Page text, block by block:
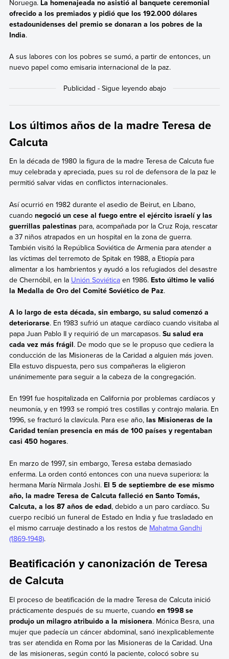
Noruega. La homenajeada no asistió al banquete ceremonial
ofrecido a los premiados y pidió que los 192.000 dólares
estadounidenses del premio se donaran a los pobres de la
India.
A sus labores con los pobres se sumó, a partir de entonces, un
nuevo papel como emisaria internacional de la paz.
Los últimos años de la madre Teresa de
Calcuta
En la década de 1980 la figura de la madre Teresa de Calcuta fue
muy celebrada y apreciada, pues su rol de defensora de la paz le
permitió salvar vidas en conflictos internacionales.
Así ocurrió en 1982 durante el asedio de Beirut, en Líbano,
cuando negoció un cese al fuego entre el ejército israelí y las
guerrillas palestinaspara, acompañada por la Cruz Roja, rescatar
a 37 niños atrapados en un hospital en la zona de guerra.
También visitó la República Soviética de Armenia para atender a
las víctimas del terremoto de Spitak en 1988, a Etiopía para
alimentar a los hambrientos y ayudó a los refugiados del desastre
de Chernóbil, en la Unión Soviéticaen 1986. Esto último le valió
la Medalla de Oro del Comité Soviético de Paz.
A lo largo de esta década, sin embargo, su salud comenzó a
deteriorarse. En 1983 sufrió un ataque cardíaco cuando visitaba al
papa Juan Pablo II y requirió de un marcapasos. Su salud era
cada vez más frágil. De modo que se le propuso que cediera la
conducción de las Misioneras de la Caridad a alguien más joven.
Ella estuvo dispuesta, pero sus compañeras la eligieron
unánimemente para seguir a la cabeza de la congregación.
En 1991 fue hospitalizada en California por problemas cardíacos y
neumonía, y en 1993 se rompió tres costillas y contrajo malaria. En
1996, se fracturó la clavícula. Para ese año, las Misioneras de la
Caridad tenían presencia en más de 100 países y regentaban
casi 450 hogares.
En marzo de 1997, sin embargo, Teresa estaba demasiado
enferma. La orden contó entonces con una nueva superiora: la
hermana María Nirmala Joshi. El 5 de septiembre de ese mismo
año, la madre Teresa de Calcuta falleció en Santo Tomás,
Calcuta, a los 87 años de edad, debido a un paro cardíaco. Su
cuerpo recibió un funeral de Estado en India y fue trasladado en
el mismo carruaje destinado a los restos de Mahatma Gandhi
(1869-1948).
Beatificación y canonización de Teresa
de Calcuta
El proceso de beatificación de la madre Teresa de Calcuta inició
prácticamente después de su muerte, cuando en 1998 se
produjo un milagro atribuido a la misionera. Mónica Besra, una
mujer que padecía un cáncer abdominal, sanó inexplicablemente
tras ser atendida en Roma por las Misioneras de la Caridad. Una
de las misioneras, según contó la paciente, colocó sobre su